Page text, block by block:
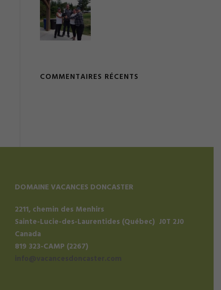
COMMENTAIRES RÉCENTS
DOMAINE VACANCES DONCASTER
2211, chemin des Menhirs
Sainte-Lucie-des-Laurentides (Québec) J0T 2J0
Canada
819 323-CAMP (2267)